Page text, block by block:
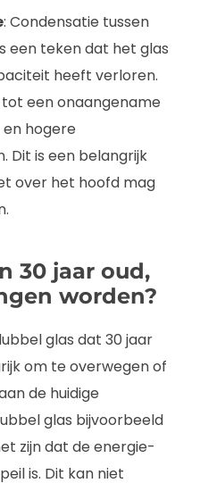
: Condensatie tussen
een teken dat het glas
heeft verloren.
een onaangename
hogere
Dit is een belangrijk
over het hoofd mag
30 jaar oud,
worden?
glas dat 30 jaar
om te overwegen of
de huidige
glas bijvoorbeeld
zijn dat de energie-
is. Dit kan niet